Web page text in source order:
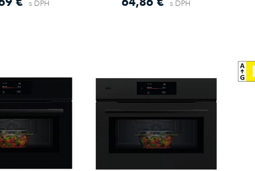
s DPH s DPH